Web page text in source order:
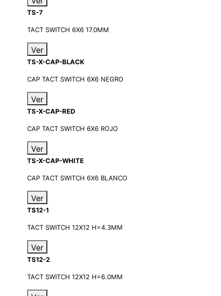
TS-7
TACT SWITCH 6X6 17.0MM
Ver
TS-X-CAP-BLACK
CAP TACT SWITCH 6X6 NEGRO
Ver
TS-X-CAP-RED
CAP TACT SWITCH 6X6 ROJO
Ver
TS-X-CAP-WHITE
CAP TACT SWITCH 6X6 BLANCO
Ver
TS12-1
TACT SWITCH 12X12 H=4.3MM
Ver
TS12-2
TACT SWITCH 12X12 H=6.0MM